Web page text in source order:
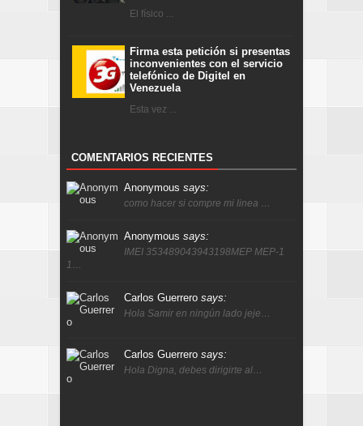
El físico ...
Firma esta petición si presentas
inconvenientes con el servicio
telefónico de Digitel en
Venezuela
Esta vez ...
COMENTARIOS RECIENTES
Anonymous says:
como hacer si compre mi linea …
Anonymous says:
IMEI 353489043943198MEP MEP-1
1…
Carlos Guerrero says:
Hola Samir en ningún lado jeje…
Carlos Guerrero says:
Hola Digna, debes dirigirte al…